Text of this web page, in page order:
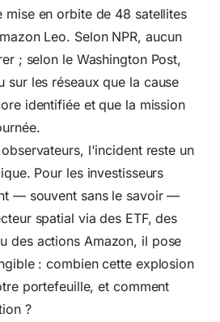
mise en orbite de 48 satellites
Leo. Selon NPR, aucun
; selon le Washington Post,
sur les réseaux que la cause
identifiée et que la mission
l'incident reste un
Pour les investisseurs
— souvent sans le savoir —
spatial via des ETF, des
des actions Amazon, il pose
: combien cette explosion
portefeuille, et comment
?